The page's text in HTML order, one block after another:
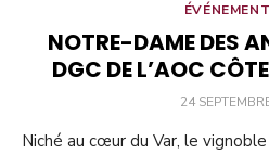
ÉVÉNEMENT
NOTRE-DAME DES
DGC DE L’AOC
PUBLIÉ
24
Niché au cœur du Var, le